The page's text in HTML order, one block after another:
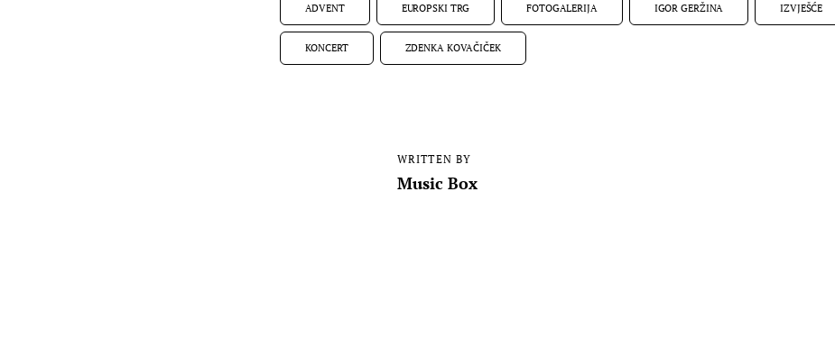
ADVENT EUROPSKI TRG FOTOGALERIJA IGOR GERŽINA IZVJEŠĆE
KONCERT ZDENKA KOVAČIČEK
WRITTEN BY
Music Box